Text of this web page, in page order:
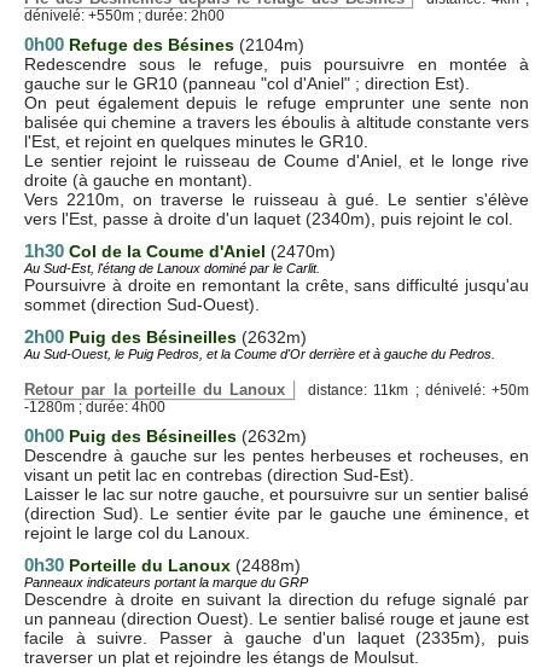
dénivelé: +550m ; durée: 2h00
0h00 Refuge des Bésines (2104m)
Redescendre sous le refuge, puis poursuivre en montée à
gauche sur le GR10 (panneau "col d'Aniel" ; direction Est).
On peut également depuis le refuge emprunter une sente non
balisée qui chemine a travers les éboulis à altitude constante vers
l'Est, et rejoint en quelques minutes le GR10.
Le sentier rejoint le ruisseau de Coume d'Aniel, et le longe rive
droite (à gauche en montant).
Vers 2210m, on traverse le ruisseau à gué. Le sentier s'élève
vers l'Est, passe à droite d'un laquet (2340m), puis rejoint le col.
1h30 Col de la Coume d'Aniel (2470m)
Au Sud-Est, l'étang de Lanoux dominé par le Carlit.
Poursuivre à droite en remontant la crête, sans difficulté jusqu'au
sommet (direction Sud-Ouest).
2h00 Puig des Bésineilles (2632m)
Au Sud-Ouest, le Puig Pedros, et la Coume d'Or derrière et à gauche du Pedros.
Retour par la porteille du Lanoux
distance: 11km ; dénivelé: +50m
-1280m ; durée: 4h00
0h00 Puig des Bésineilles (2632m)
Descendre à gauche sur les pentes herbeuses et rocheuses, en
visant un petit lac en contrebas (direction Sud-Est).
Laisser le lac sur notre gauche, et poursuivre sur un sentier balisé
(direction Sud). Le sentier évite par le gauche une éminence, et
rejoint le large col du Lanoux.
0h30 Porteille du Lanoux (2488m)
Panneaux indicateurs portant la marque du GRP
Descendre à droite en suivant la direction du refuge signalé par
un panneau (direction Ouest). Le sentier balisé rouge et jaune est
facile à suivre. Passer à gauche d'un laquet (2335m), puis
traverser un plat et rejoindre les étangs de Moulsut.